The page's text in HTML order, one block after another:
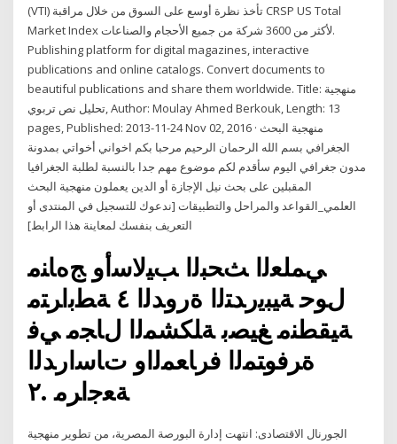
(VTI) تأخذ نظرة أوسع على السوق من خلال مراقبة CRSP US Total
Market Index لأكثر من 3600 شركة من جميع الأحجام والصناعات.
Publishing platform for digital magazines, interactive
publications and online catalogs. Convert documents to
beautiful publications and share them worldwide. Title: منهجية
تحليل نص تربوي, Author: Moulay Ahmed Berkouk, Length: 13
pages, Published: 2013-11-24 Nov 02, 2016 · منهجية البحث
الجغرافي بسم الله الرحمان الرحيم مرحبا بكم اخواني أخواتي بمدونة
مدون جغرافي اليوم سأقدم لكم موضوع مهم جدا بالنسبة لطلبة الجغرافيا
المقبلين على بحث نيل الإجازة أو الدين يعملون منهجية البحث
العلمي_القواعد والمراحل والتطبيقات [ندعوك للتسجيل في المنتدى أو
التعريف بنفسك لمعاينة هذا الرابط]
ﻲﻤﻠﻌﻟا ﺚﺤﺒﻟا ﺐﻴﻟﺎﺳأو ﺞهﺎﻨﻣ
لﻮﺣ ﺔﻴﺒﻳرﺪﺘﻟا ةروﺪﻟا ٤ ﺔﻄﺑاﺮﺘﻣ
ﺔﻴﻘﻄﻨﻣ ﻎﻴﺼﺑ ﺔﻠﻜﺸﻤﻟا لﺎﺠﻣ ﻲﻓ
ةﺮﻓﻮﺘﻤﻟا فرﺎﻌﻤﻟاو تﺎﺳارﺪﻟا
ﺔﻌﺟاﺮﻣ .٢
الجورنال الاقتصادى: انتهت إدارة البورصة المصرية، من تطوير منهجية